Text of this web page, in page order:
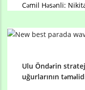
Cəmil Həsənli:
Ulu Öndərin
uğurlarının